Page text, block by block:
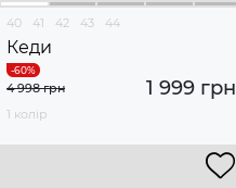
40 41 42 43 44
Кеди
1 999 грн
4 998 грн
1 колір